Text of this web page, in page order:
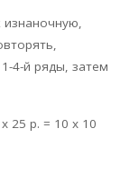
4-й ряды, затем
25 р. = 10 х 10